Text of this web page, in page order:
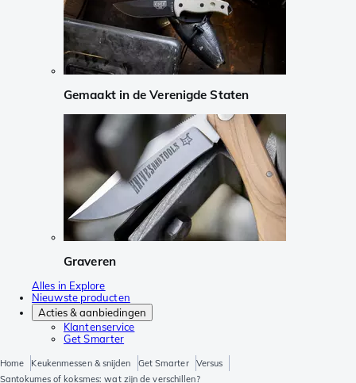
Gemaakt in de Verenigde Staten
Graveren
Alles in Explore
Nieuwste producten
Acties & aanbiedingen
Klantenservice
Get Smarter
Home Keukenmessen & snijden Get Smarter
Versus
Santokumes of koksmes: wat zijn de verschillen?